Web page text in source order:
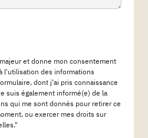
et donne mon consentement
l'utilisation des informations
dont j’ai pris connaissance
suis également informé(e) de la
qui me sont donnés pour retirer ce
ou exercer mes droits sur